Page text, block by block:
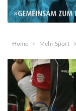
Home
Mehr Sport